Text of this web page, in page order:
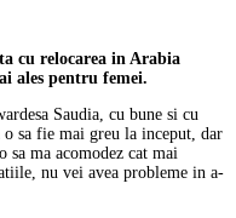
cu relocarea in Arabia
ales pentru femei.
Saudia, cu bune si cu
sa fie mai greu la inceput, dar
ma acomodez cat mai
nu vei avea probleme in a-